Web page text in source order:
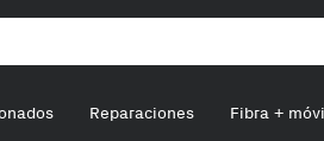
Reparaciones Fibra +